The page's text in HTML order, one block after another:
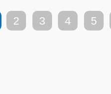
2 3 4 5